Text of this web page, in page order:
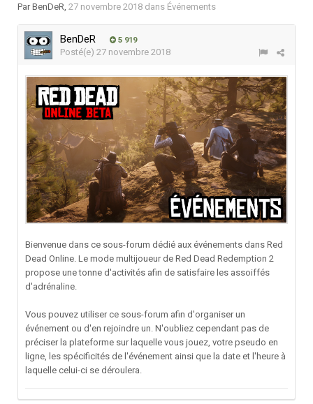
ParBenDeR 27 novembre 2018 dans Événements
BenDeR 5 919
Posté(e) 27 novembre 2018
Bienvenue dans ce sous-forum dédié aux événements dans Red
Dead Online. Le mode multijoueur de Red Dead Redemption 2
propose une tonne d'activités afin de satisfaire les assoiffés
d'adrénaline.
Vous pouvez utiliser ce sous-forum afin d'organiser un
événement ou d'en rejoindre un. N'oubliez cependant pas de
préciser la plateforme sur laquelle vous jouez, votre pseudo en
ligne, les spécificités de l'événement ainsi que la date et l'heure à
laquelle celui-ci se déroulera.